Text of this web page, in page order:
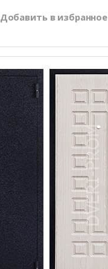
Добавить в избранное